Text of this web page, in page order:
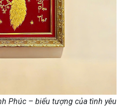
Phúc – biểu tượng của tình yêu